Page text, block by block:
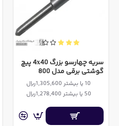
سریه چهارسو بزرگ 4x40 پیچ
گوشتی برقی مدل 800
10 یا بیشتر 1,305,600ریال
50 یا بیشتر 1,278,400ریال